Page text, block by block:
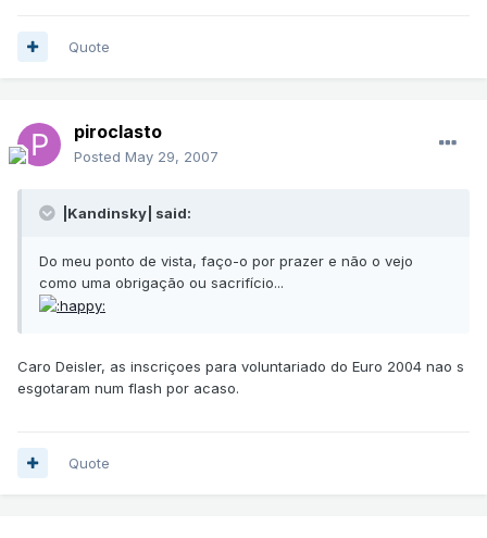
Quote
piroclasto
Posted May 29, 2007
|Kandinsky| said:
Do meu ponto de vista, faço-o por prazer e não o vejo
como uma obrigação ou sacrifício...
Caro Deisler, as inscriçoes para voluntariado do Euro 2004 nao s
esgotaram num flash por acaso.
Quote